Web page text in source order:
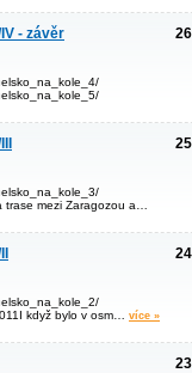
- závěr
mezi Zaragozou a…
když bylo v osm… více »